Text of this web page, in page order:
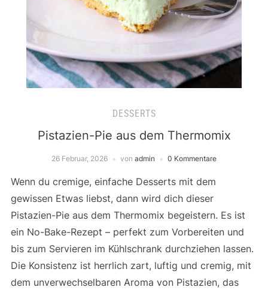
DESSERTS
Pistazien-Pie aus dem Thermomix
26 Februar, 2026 von admin 0 Kommentare
Wenn du cremige, einfache Desserts mit dem
gewissen Etwas liebst, dann wird dich dieser
Pistazien-Pie aus dem Thermomix begeistern. Es ist
ein No-Bake-Rezept – perfekt zum Vorbereiten und
bis zum Servieren im Kühlschrank durchziehen lassen.
Die Konsistenz ist herrlich zart, luftig und cremig, mit
dem unverwechselbaren Aroma von Pistazien, das